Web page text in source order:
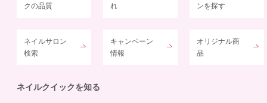
クの品質
れ
ンを探す
ネイルサロン
検索
キャンペーン
情報
オリジナル商
品
ネイルクイックを知る